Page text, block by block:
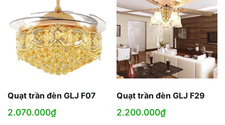
Quạt trần đèn GLJ F07
2.070.000₫
Quạt trần đèn GLJ F29
2.200.000₫